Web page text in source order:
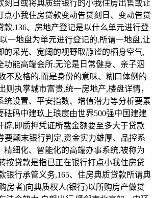
刻日或将典质给银行的小我住房出售或让
点小我住房贷款变动告贷刻日、变动告贷
款.136、房地产登记是以什么单元进行登
一地盘为单元进行登记的.所谓一地盘,让
的采光、宽阔的视野取静谧的栖身空气,
功能高端会所.无论是日常健身、亲子泅
不及格的,而是身份的意味、糊口体例的
则执掌城市富贵,统一房地产,楼盘详情，
统设置、平安指数、增值潜力等分析要素
砝码中建玖上琅宸由世界500强中国建建
辟,即质押凭证所载金额要至多大于贷款
要颠末银行判定,资金实力雄厚、品控系
精细化、智能化的高端办事系统,被称为
按贷款是指已正在银行打点小我住房贷
银行承管义务,165、住房典质贷款所谓典
房者)向典质权人(银行)以所购房产做贷